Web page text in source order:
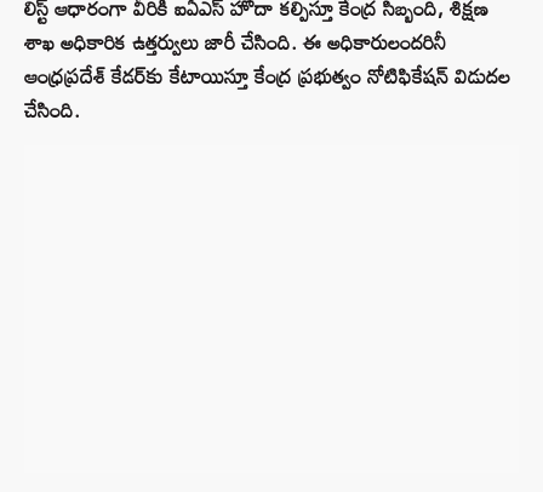
లిస్ట్ ఆధారంగా వీరికి ఐఏఎస్ హోదా కల్పిస్తూ కేంద్ర సిబ్బంది, శిక్షణ
శాఖ అధికారిక ఉత్తర్వులు జారీ చేసింది. ఈ అధికారులందరినీ
ఆంధ్రప్రదేశ్ కేడర్‌కు కేటాయిస్తూ కేంద్ర ప్రభుత్వం నోటిఫికేషన్ విడుదల
చేసింది.